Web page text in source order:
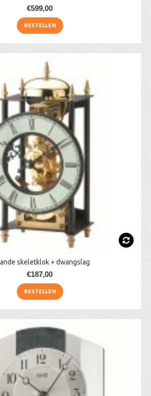
€599,00
BESTELLEN
skeletklok + dwangslag
€187,00
BESTELLEN